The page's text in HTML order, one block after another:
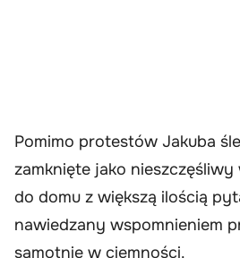
Pomimo protestów Jakuba
zamknięte jako nieszczęśliwy
do domu z większą ilością
nawiedzany wspomnieniem
samotnie w ciemności.